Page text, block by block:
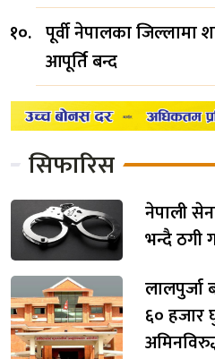
पूर्वी नेपालका जिल्लामा
आपूर्ति बन्द
सिफारिस
नेपाली
भन्दै ठगी
लालपुर्जा
६० हजार